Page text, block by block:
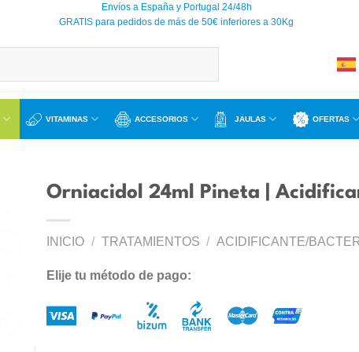
Envíos a España y Portugal 24/48h
GRATIS para pedidos de más de 50€ inferiores a 30Kg
VITAMINAS ACCESORIOS JAULAS OFERTAS
Orniacidol 24ml Pineta |
INICIO / TRATAMIENTOS / ACIDIFICANTE/
Elije tu método de pago: